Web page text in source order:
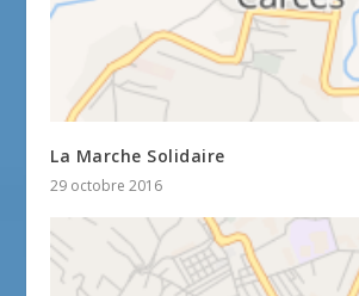
La Marche Solidaire
29 octobre 2016